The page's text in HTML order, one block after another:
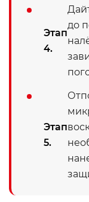
Этап
4.
до
Этап
5.